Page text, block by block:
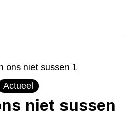
Actueel
niet sussen